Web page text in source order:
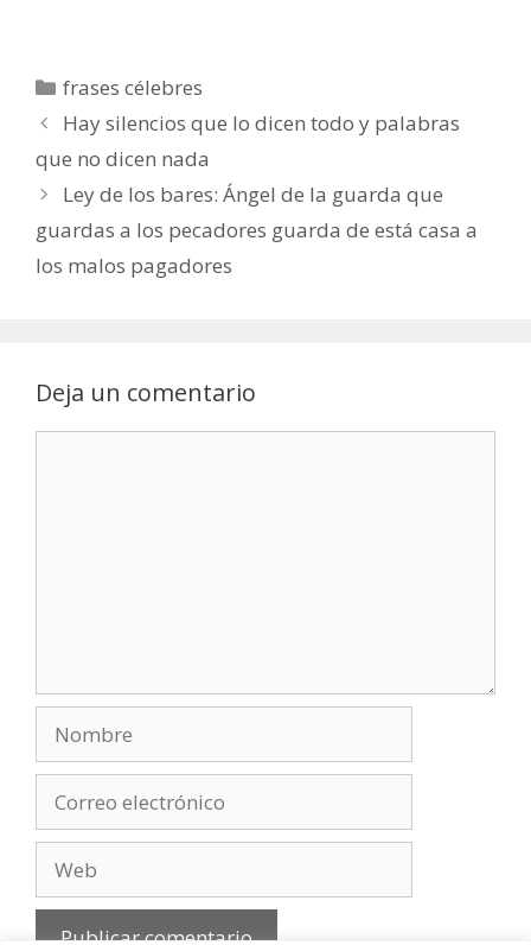
Categorías
frases célebres
Hay silencios que lo dicen todo y palabras
que no dicen nada
Ley de los bares: Ángel de la guarda que
guardas a los pecadores guarda de está casa a
los malos pagadores
Deja un comentario
electrónico